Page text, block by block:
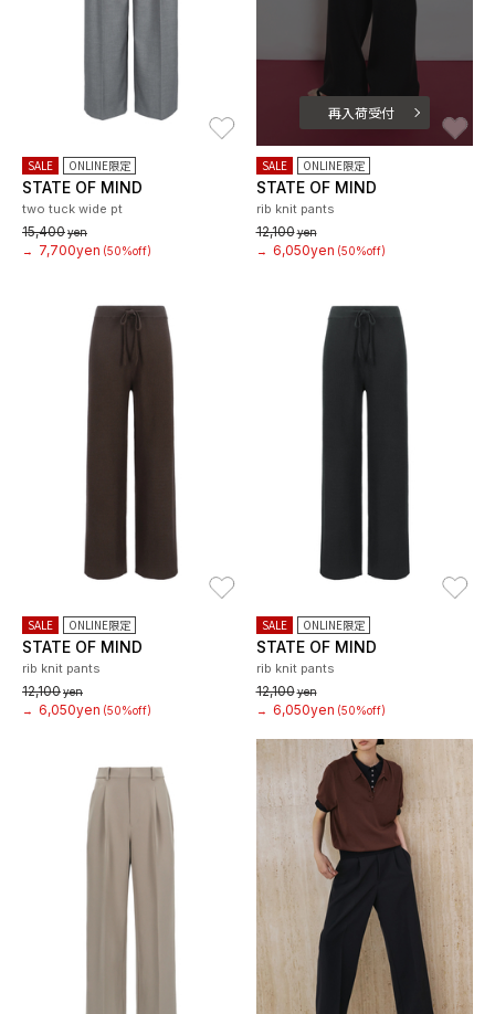
SALE ONLINE限定
STATE OF MIND
two tuck wide pt
15,400yen
→
7,700yen (50%off)
再入荷受付
SALE ONLINE限定
STATE OF MIND
rib knit pants
12,100yen
→ 6,050yen (50%off)
SALE ONLINE限定
STATE OF MIND
rib knit pants
12,100yen
→ 6,050yen (50%off)
SALE ONLINE限定
STATE OF MIND
rib knit pants
12,100yen
→ 6,050yen (50%off)